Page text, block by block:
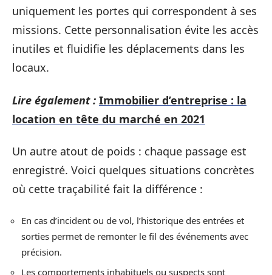
uniquement les portes qui correspondent à ses
missions. Cette personnalisation évite les accès
inutiles et fluidifie les déplacements dans les
locaux.
Lire également : Immobilier d’entreprise : la
location en tête du marché en 2021
Un autre atout de poids : chaque passage est
enregistré. Voici quelques situations concrètes
où cette traçabilité fait la différence :
En cas d’incident ou de vol, l’historique des entrées et
sorties permet de remonter le fil des événements avec
précision.
Les comportements inhabituels ou suspects sont